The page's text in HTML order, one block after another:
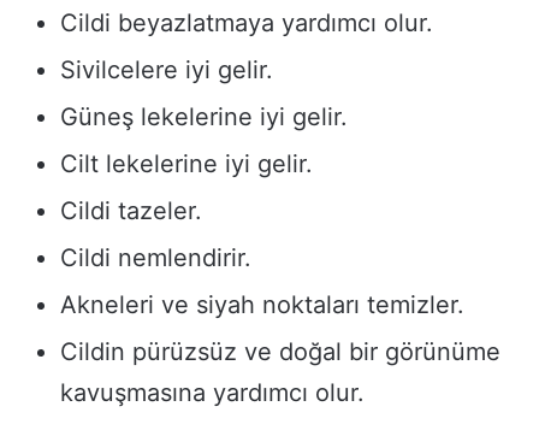
Cildi beyazlatmaya yardımcı olur.
Sivilcelere iyi gelir.
Güneş lekelerine iyi gelir.
Cilt lekelerine iyi gelir.
Cildi tazeler.
Cildi nemlendirir.
Akneleri ve siyah noktaları temizler.
Cildin pürüzsüz ve doğal bir görünüme
kavuşmasına yardımcı olur.